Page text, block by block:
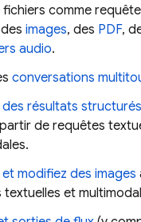
comme
images, des PDF,
audio.
conversations
résultats
de requêtes
modifiez des images
et